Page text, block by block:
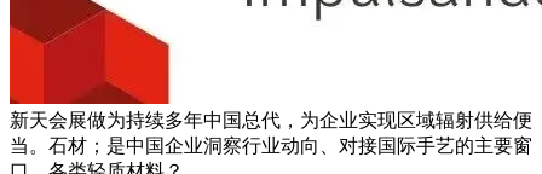
新天会展做为持续多年中国总代，为企业实现区域辐射供给便
当。石材；是中国企业洞察行业动向、对接国际手艺的主要窗